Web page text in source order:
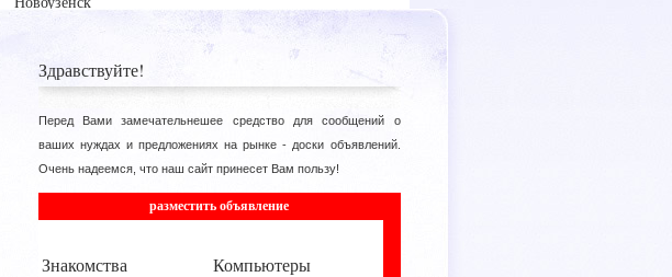
Здравствуйте!
Перед Вами замечательнешее средство для сообщений о
ваших нуждах и предложениях на рынке - доски объявлений.
Очень надеемся, что наш сайт принесет Вам пользу!
разместить объявление
Знакомства Компьютеры